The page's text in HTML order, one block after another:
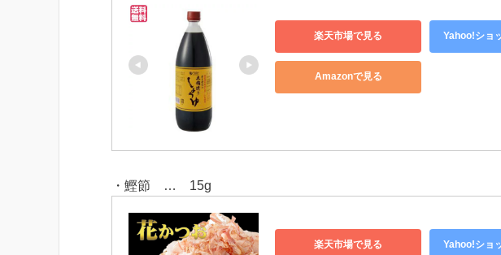
楽天市場で見る Yahoo!ショ
Amazonで見る
・鰹節 … 15g
楽天市場で見る Yahoo!ショ